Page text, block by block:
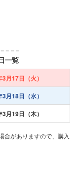
一覧
月17日（火）
月18日（水）
月19日（木）
合がありますので、購入